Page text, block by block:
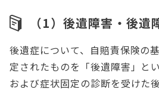
（1）後遺障害・後遺
後遺症について、自賠責保険の
定されたものを「後遺障害」と
および症状固定の診断を受けた